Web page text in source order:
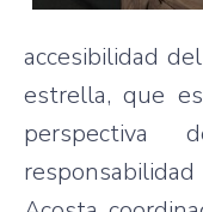
accesibilidad
estrella,que
perspectiva
responsabilidad